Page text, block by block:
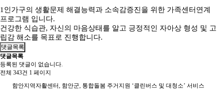
1인가구의 생활문제 해결능력과 소속감증진을 위한 가족센터연계
프로그램 입니다.
건강한 식습관, 자신의 마음상태를 알고 긍정적인 자아상 형성 및 고
립감 해소를 목표로 진행합니다.
댓글목록
댓글목록
등록된 댓글이 없습니다.
전체 343건 1 페이지
함안지역자활센터, 함안군, 통합돌봄 주거지원 ‘클린버스 및 대청소’ 서비스